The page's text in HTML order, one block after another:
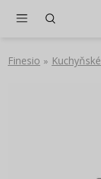
Finesio »